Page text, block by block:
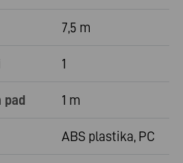
7,5 m
1
pad 1 m
ABS plastika, PC